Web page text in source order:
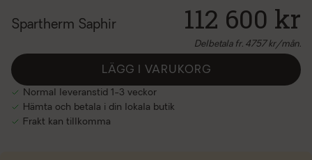
Spartherm Saphir 112 600 kr
Delbetala fr. 4757kr/mån.
Normal leveranstid 1-3 veckor
Hämta och betala i din lokala butik
Frakt kan tillkomma
LÄGG I VARUKORG